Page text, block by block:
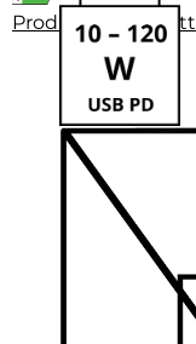
Produktdatenblatt